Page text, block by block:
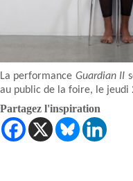
La performance Guardian II
au public de la foire, le jeudi
Partagez l'inspiration